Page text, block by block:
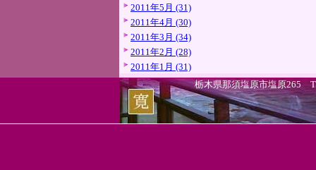
2011年5月 (31)
2011年4月 (30)
2011年3月 (34)
2011年2月 (28)
2011年1月 (31)
栃木県那須塩原市塩原265